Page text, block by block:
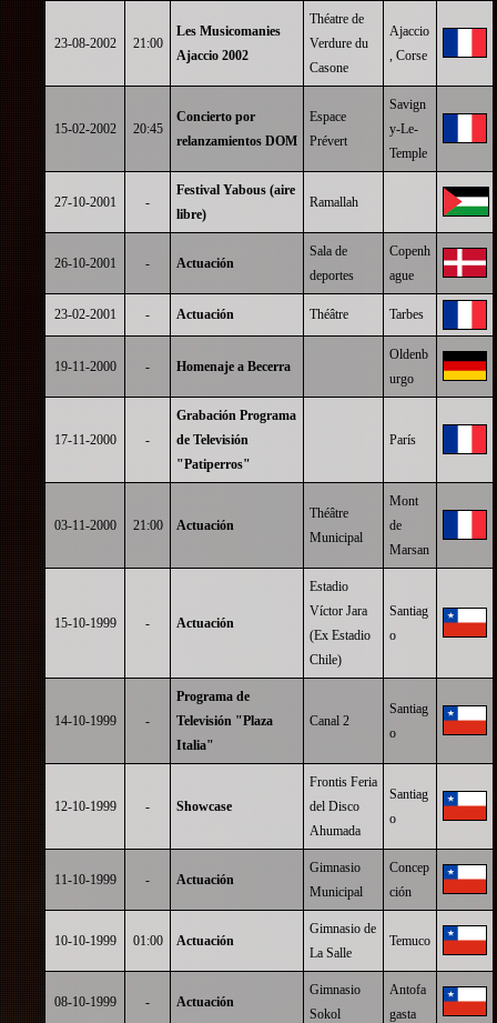
23-08-2002 21:00
Les Musicomanies
Ajaccio 2002
Théatre de
Verdure du
Casone
Ajaccio
, Corse
15-02-2002 20:45
Concierto por
relanzamientos DOM
Espace
Prévert
Savign
y-Le-
Temple
27-10-2001 -
Festival Yabous (aire
libre)
Ramallah
26-10-2001 - Actuación
Sala de
deportes
Copenh
ague
23-02-2001 - Actuación Théâtre Tarbes
19-11-2000 - Homenaje a Becerra
Oldenb
urgo
17-11-2000 -
Grabación Programa
de Televisión
"Patiperros"
París
03-11-2000 21:00 Actuación
Théâtre
Municipal
Mont
de
Marsan
15-10-1999 - Actuación
Estadio
Víctor Jara
(Ex Estadio
Chile)
Santiag
o
14-10-1999 -
Programa de
Televisión "Plaza
Italia"
Canal 2
Santiag
o
12-10-1999 - Showcase
Frontis Feria
del Disco
Ahumada
Santiag
o
11-10-1999 - Actuación
Gimnasio
Municipal
Concep
ción
10-10-1999 01:00 Actuación
Gimnasio de
La Salle
Temuco
08-10-1999 - Actuación
Gimnasio
Sokol
Antofa
gasta